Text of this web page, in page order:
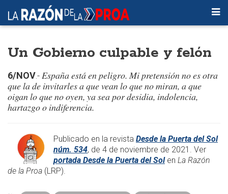
Un Gobierno culpable y felón
6/NOV.-España está en peligro. Mi pretensión no es otra
que la de invitarles a que vean lo que no miran, a que
oigan lo que no oyen, ya sea por desidia, indolencia,
hartazgo o indiferencia.
Publicado en la revista Desde la Puerta del Sol
núm. 534, de 4 de noviembre de 2021. Ver
portada Desde la Puerta del Solen La Razón
de la Proa (LRP).